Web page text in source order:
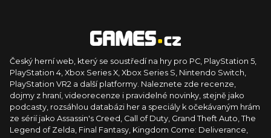
Český herní web, který se soustředí na hry pro PC, PlayStation 5,
PlayStation 4, Xbox Series X, Xbox Series S, Nintendo Switch,
PlayStation VR2 a další platformy. Naleznete zde recenze,
dojmy z hraní, videorecenze i pravidelné novinky, stejně jako
podcasty, rozsáhlou databázi her a speciály k očekávaným hrám
ze sérií jako Assassin's Creed, Call of Duty, Grand Theft Auto, The
Legend of Zelda, Final Fantasy, Kingdom Come: Deliverance,